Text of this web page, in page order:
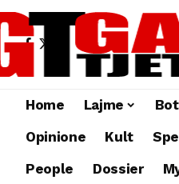
Home Lajme
Opinione
Kult
People
Dossier